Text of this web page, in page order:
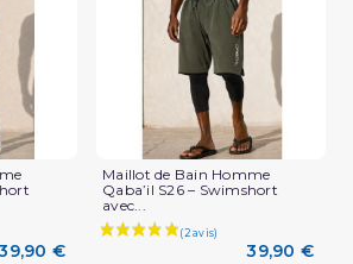
€
Maillot de Bain Homme
Qaba’il S26 – Swimshort
avec...
39,90 €